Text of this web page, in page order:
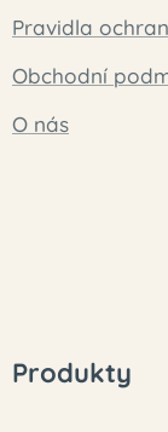
Pravidla
Obchodní
O nás
Produkty